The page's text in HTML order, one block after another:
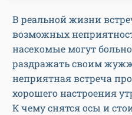
В реальной жизни
возможных
насекомые могут
раздражать своим
неприятная встреча
хорошего настроения
К чему снятся осы и